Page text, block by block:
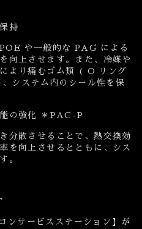
持
や一般的な PAG による
向上させます。また、冷媒や
より痛むゴム類 ( O リング
システム内のシール性を保
の強化 ＊PAC-P
分散させることで、熱交換効
を向上させるとともに、シス
。
サービスステーション】が